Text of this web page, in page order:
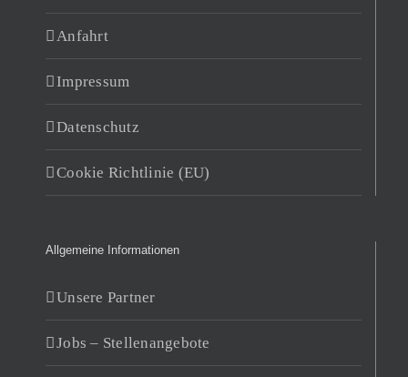
Anfahrt
Impressum
Datenschutz
Cookie Richtlinie (EU)
Allgemeine Informationen
Unsere Partner
Jobs – Stellenangebote